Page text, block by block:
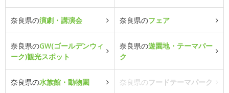
奈良県の演劇・講演会 奈良県のフェア
奈良県のGW(ゴールデンウィ
ーク)観光スポット
奈良県の遊園地・テーマパー
ク
奈良県の水族館・動物園 奈良県のフードテーマパーク